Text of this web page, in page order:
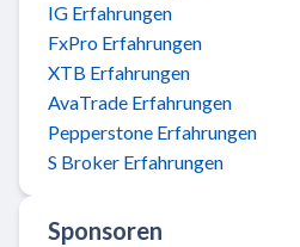
IG Erfahrungen
FxPro Erfahrungen
XTB Erfahrungen
AvaTrade Erfahrungen
Pepperstone Erfahrungen
S Broker Erfahrungen
Sponsoren